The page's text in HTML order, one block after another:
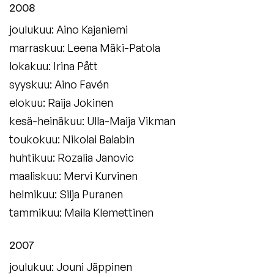
2008
joulukuu: Aino Kajaniemi
marraskuu: Leena Mäki-Patola
lokakuu: Irina Pått
syyskuu: Aino Favén
elokuu: Raija Jokinen
kesä-heinäkuu: Ulla-Maija Vikman
toukokuu: Nikolai Balabin
huhtikuu: Rozalia Janovic
maaliskuu: Mervi Kurvinen
helmikuu: Silja Puranen
tammikuu: Maila Klemettinen
2007
joulukuu: Jouni Jäppinen